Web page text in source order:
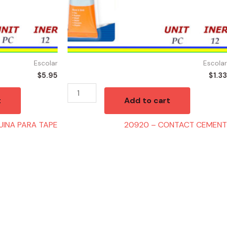
Escolar
$5.95
PARA TAPE
Escolar
$1.33
Add to cart
20920 – CONTACT CEMENT